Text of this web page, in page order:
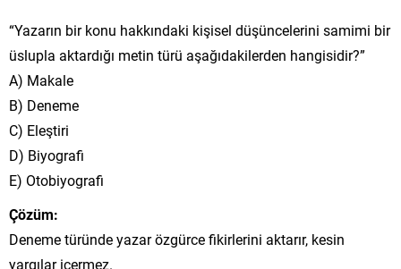
“Yazarın bir konu hakkındaki kişisel düşüncelerini samimi bir
üslupla aktardığı metin türü aşağıdakilerden hangisidir?”
A) Makale
B) Deneme
C) Eleştiri
D) Biyografi
E) Otobiyografi
Çözüm:
Deneme türünde yazar özgürce fikirlerini aktarır, kesin
yargılar içermez.